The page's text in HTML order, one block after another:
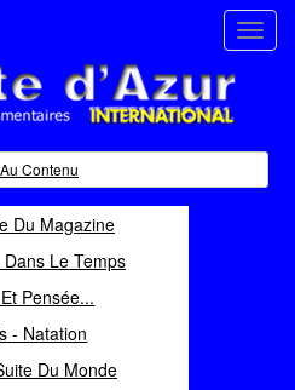
Contenu
Du Magazine
Le Temps
Pensée...
- Natation
Du Monde